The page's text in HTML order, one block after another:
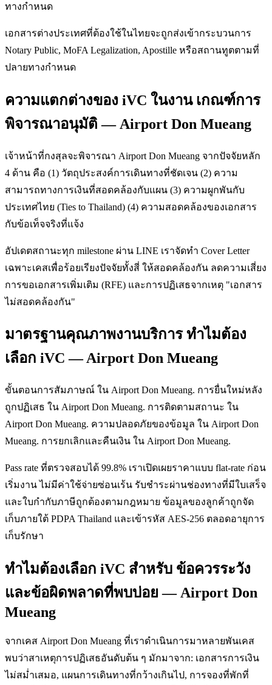
ทางกำหนด
เอกสารต่างประเทศที่ต้องใช้ในไทยจะถูกส่งเข้ากระบวนการ
Notary Public, MoFA Legalization, Apostille หรือสถานทูตตามที่
ปลายทางกำหนด
ความแตกต่างของ iVC ในงาน เกณฑ์การ
พิจารณาอนุมัติ — Airport Don Mueang
เจ้าหน้าที่กงสุลจะพิจารณา Airport Don Mueang จากปัจจัยหลัก
4 ด้าน คือ (1) วัตถุประสงค์การเดินทางที่ชัดเจน (2) ความ
สามารถทางการเงินที่สอดคล้องกับแผน (3) ความผูกพันกับ
ประเทศไทย (Ties to Thailand) (4) ความสอดคล้องของเอกสาร
กับข้อเท็จจริงที่แจ้ง
อัปเดตสถานะทุก milestone ผ่าน LINE เราจัดทำ Cover Letter
เฉพาะเคสเพื่อร้อยเรียงปัจจัยทั้งสี่ ให้สอดคล้องกัน ลดความเสี่ยง
การขอเอกสารเพิ่มเติม (RFE) และการปฏิเสธจากเหตุ "เอกสาร
ไม่สอดคล้องกัน"
มาตรฐานคุณภาพงานบริการ ทำไมต้อง
เลือก iVC — Airport Don Mueang
ขั้นตอนการสัมภาษณ์ ใน Airport Don Mueang. การยื่นใหม่หลัง
ถูกปฏิเสธ ใน Airport Don Mueang. การติดตามสถานะ ใน
Airport Don Mueang. ความปลอดภัยของข้อมูล ใน Airport Don
Mueang. การยกเลิกและคืนเงิน ใน Airport Don Mueang.
Pass rate ที่ตรวจสอบได้ 99.8% เราเปิดเผยราคาแบบ flat-rate ก่อน
เริ่มงาน ไม่มีค่าใช้จ่ายซ่อนเร้น รับชำระผ่านช่องทางที่มีใบเสร็จ
และใบกำกับภาษีถูกต้องตามกฎหมาย ข้อมูลของลูกค้าถูกจัด
เก็บภายใต้ PDPA Thailand และเข้ารหัส AES-256 ตลอดอายุการ
เก็บรักษา
ทำไมต้องเลือก iVC สำหรับ ข้อควรระวัง
และข้อผิดพลาดที่พบบ่อย — Airport Don
Mueang
จากเคส Airport Don Mueang ที่เราดำเนินการมาหลายพันเคส
พบว่าสาเหตุการปฏิเสธอันดับต้น ๆ มักมาจาก: เอกสารการเงิน
ไม่สม่ำเสมอ, แผนการเดินทางที่กว้างเกินไป, การจองที่พักที่